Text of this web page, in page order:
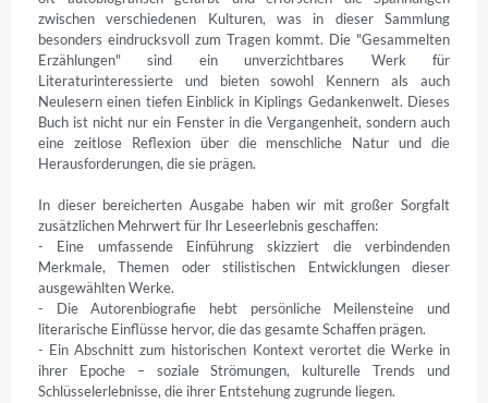
zwischen verschiedenen Kulturen, was in dieser Sammlung
besonders eindrucksvoll zum Tragen kommt. Die "Gesammelten
Erzählungen" sind ein unverzichtbares Werk für
Literaturinteressierte und bieten sowohl Kennern als auch
Neulesern einen tiefen Einblick in Kiplings Gedankenwelt. Dieses
Buch ist nicht nur ein Fenster in die Vergangenheit, sondern auch
eine zeitlose Reflexion über die menschliche Natur und die
Herausforderungen, die sie prägen.
In dieser bereicherten Ausgabe haben wir mit großer Sorgfalt
zusätzlichen Mehrwert für Ihr Leseerlebnis geschaffen:
- Eine umfassende Einführung skizziert die verbindenden
Merkmale, Themen oder stilistischen Entwicklungen dieser
ausgewählten Werke.
- Die Autorenbiografie hebt persönliche Meilensteine und
literarische Einflüsse hervor, die das gesamte Schaffen prägen.
- Ein Abschnitt zum historischen Kontext verortet die Werke in
ihrer Epoche – soziale Strömungen, kulturelle Trends und
Schlüsselerlebnisse, die ihrer Entstehung zugrunde liegen.